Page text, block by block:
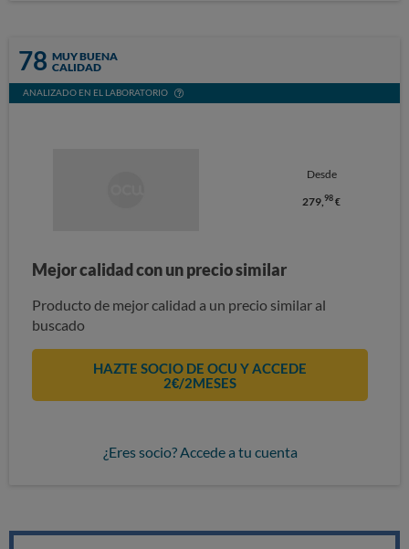
78 MUY BUENA
CALIDAD
ANALIZADO EN EL LABORATORIO
Desde
279,98 €
Mejor calidad con un precio similar
Producto de mejor calidad a un precio similar al
buscado
HAZTE SOCIO DE OCU Y ACCEDE
2€/2MESES
¿Eres socio? Accede a tu cuenta